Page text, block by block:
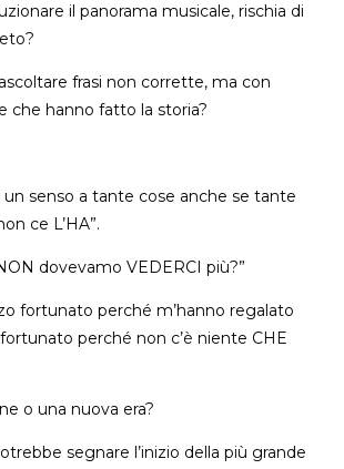
il panorama musicale, rischia di
frasi non corrette, ma con
che hanno fatto la storia?
un senso a tante cose anche se tante
ce L’HA”.
dovevamo VEDERCI più?”
fortunato perché m’hanno regalato
perché non c’è niente CHE
o una nuova era?
segnare l’inizio della più grande